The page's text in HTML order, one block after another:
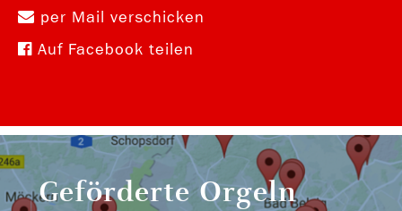
per Mail verschicken
Auf Facebook teilen
Geförderte Orgeln